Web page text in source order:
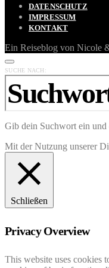
DATENSCHUTZ
IMPRESSUM
KONTAKT
Ein Reiseblog von Nicole
SUCHE NACH:
Gib dein Suchwort ein und
Mit der Nutzung unserer
Schließen
Privacy Overview
This website uses cookies